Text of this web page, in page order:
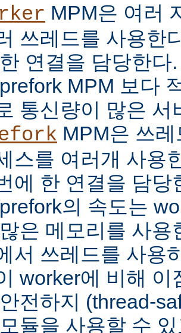
MPM은 여러
쓰레드를 사용한
연결을 담당한다
MPM 보다
통신량이 많은 서
MPM은 쓰
스를 여러개 사용
에 한 연결을 담당
의 속도는
은 메모리를 사
서 쓰레드를 사용
worker에 비해 이
전하지 (thread-
듈을 사용할 수